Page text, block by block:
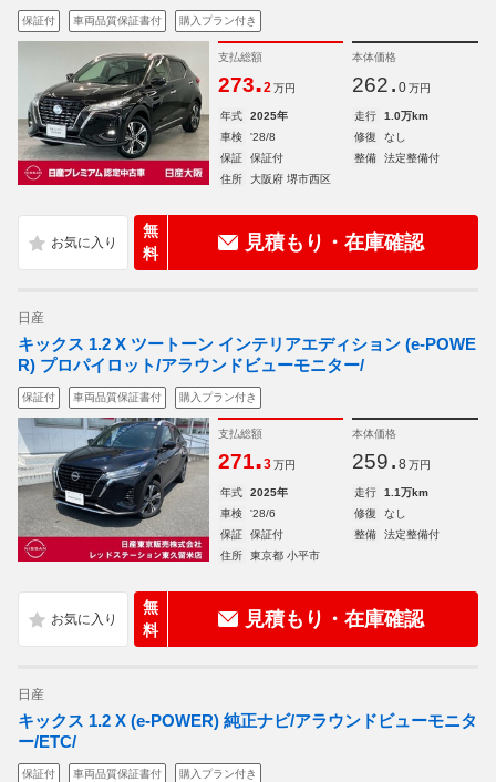
保証付 車両品質保証書付 購入プラン付き
支払総額
273.2 万円
本体価格
262. 0 万円
年式 2025年 走行
1.0万km
車検
'28/8 修復
なし
保証
保証付 整備
法定整備付
住所
大阪府 堺市西区
無
料
見積もり・在庫確認
日産
キックス 1.2 X ツートーン インテリアエディション (e-POWE
R) プロパイロット/アラウンドビューモニター/
保証付 車両品質保証書付 購入プラン付き
支払総額
271.3 万円
本体価格
259. 8 万円
年式 2025年 走行
1.1万km
車検
'28/6 修復
なし
保証
保証付 整備
法定整備付
住所
東京都 小平市
無
料
見積もり・在庫確認
日産
キックス 1.2 X (e-POWER) 純正ナビ/アラウンドビューモニタ
ー/ETC/
保証付 車両品質保証書付 購入プラン付き